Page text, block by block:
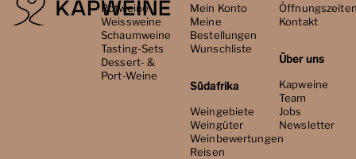
Rotweine
Weissweine
Schaumweine
Tasting-Sets
Dessert- &
Port-Weine
Mein Konto
Meine
Bestellungen
Wunschliste
Südafrika
Weingebiete
Weingüter
Weinbewertungen
Reisen
Kontakt
Über uns
Kapweine
Team
Jobs
Newsletter